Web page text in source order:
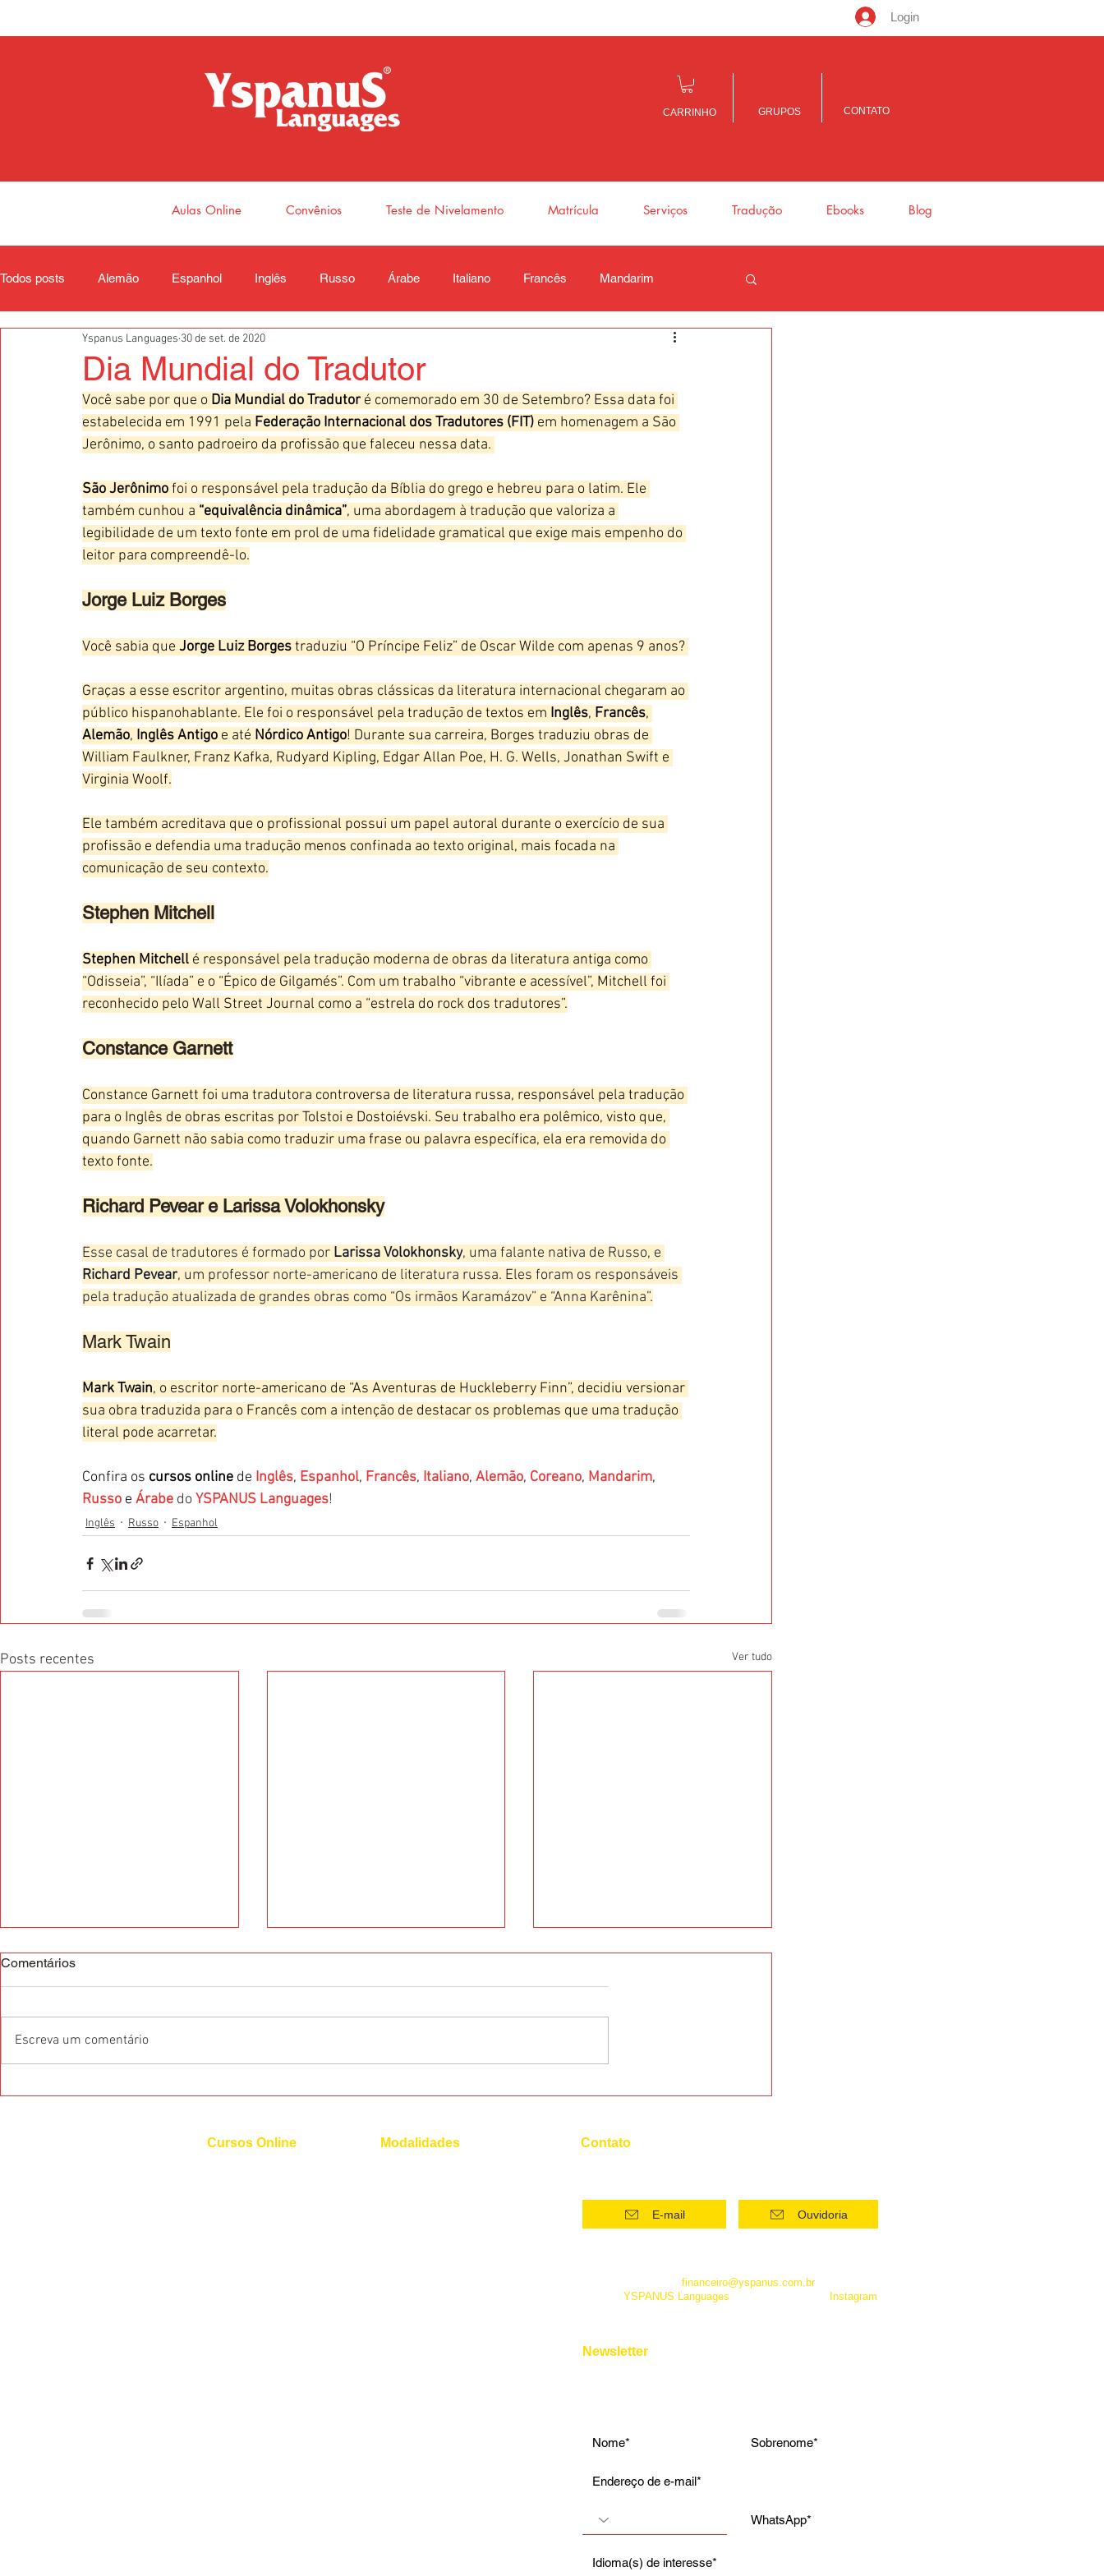
Login
CARRINHO GRUPOS CONTATO
Aulas Online Convênios Teste de Nivelamento Matrícula Serviços Tradução Ebooks Blog
Todos posts Alemão Espanhol Inglês Russo Árabe Italiano Francês Mandarim
Dia Mundial do Tradutor
Yspanus Languages 30 de set. de 2020
Você sabe por que o Dia Mundial do Tradutor é comemorado em 30 de Setembro? Essa data foi
estabelecida em 1991 pela Federação Internacional dos Tradutores (FIT) em homenagem a São
Jerônimo, o santo padroeiro da profissão que faleceu nessa data.
São Jerônimo foi o responsável pela tradução da Bíblia do grego e hebreu para o latim. Ele
também cunhou a “equivalência dinâmica”, uma abordagem à tradução que valoriza a
legibilidade de um texto fonte em prol de uma fidelidade gramatical que exige mais empenho do
leitor para compreendê-lo.
Jorge Luiz Borges
Você sabia que Jorge Luiz Borges traduziu “O Príncipe Feliz” de Oscar Wilde com apenas 9 anos?
Graças a esse escritor argentino, muitas obras clássicas da literatura internacional chegaram ao
público hispanohablante. Ele foi o responsável pela tradução de textos em Inglês, Francês,
Alemão, Inglês Antigo e até Nórdico Antigo! Durante sua carreira, Borges traduziu obras de
William Faulkner, Franz Kafka, Rudyard Kipling, Edgar Allan Poe, H. G. Wells, Jonathan Swift e
Virginia Woolf.
Ele também acreditava que o profissional possui um papel autoral durante o exercício de sua
profissão e defendia uma tradução menos confinada ao texto original, mais focada na
comunicação de seu contexto.
Stephen Mitchell
Stephen Mitchell é responsável pela tradução moderna de obras da literatura antiga como
“Odisseia”, “Ilíada” e o “Épico de Gilgamés”. Com um trabalho “vibrante e acessível”, Mitchell foi
reconhecido pelo Wall Street Journal como a “estrela do rock dos tradutores”.
Constance Garnett
Constance Garnett foi uma tradutora controversa de literatura russa, responsável pela tradução
para o Inglês de obras escritas por Tolstoi e Dostoiévski. Seu trabalho era polêmico, visto que,
quando Garnett não sabia como traduzir uma frase ou palavra específica, ela era removida do
texto fonte.
Richard Pevear e Larissa Volokhonsky
Esse casal de tradutores é formado por Larissa Volokhonsky, uma falante nativa de Russo, e
Richard Pevear, um professor norte-americano de literatura russa. Eles foram os responsáveis
pela tradução atualizada de grandes obras como “Os irmãos Karamázov” e “Anna Karênina”.
Mark Twain
Mark Twain, o escritor norte-americano de “As Aventuras de Huckleberry Finn”, decidiu versionar
sua obra traduzida para o Francês com a intenção de destacar os problemas que uma tradução
literal pode acarretar.
Confira os cursos online de Inglês, Espanhol, Francês, Italiano, Alemão, Coreano, Mandarim,
Russo e Árabe do YSPANUS Languages!
Inglês Russo Espanhol
Posts recentes Ver tudo
Comentários
Escreva um comentário
Cursos Online Modalidades Contato
E-mail Ouvidoria
financeiro@yspanus.com.br, pela nossa
YSPANUS Languages
Instagram
Newsletter